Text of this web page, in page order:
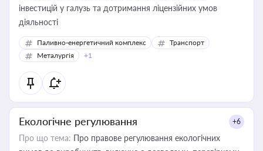
інвестицій у галузь та дотримання ліцензійних умов
діяльності
Паливно-енергетичний комплекс
Транспорт
Металургія
+1
Екологічне регулювання +6
Про що тема: Про правове регулювання екологічних